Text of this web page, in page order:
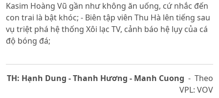
Kasim Hoàng Vũ gần như không ăn uống, cứ nhắc đến
con trai là bật khóc; - Biên tập viên Thu Hà lên tiếng sau
vụ triệt phá hệ thống Xôi lạc TV, cảnh báo hệ lụy của cá
độ bóng đá;
TH: Hạnh Dung - Thanh Hương - Manh Cuong - Theo
VPL: VOV